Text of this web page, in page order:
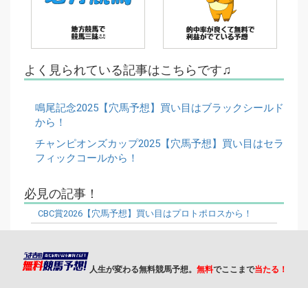
よく見られている記事はこちらです♫
鳴尾記念2025【穴馬予想】買い目はブラックシールド
から！
チャンピオンズカップ2025【穴馬予想】買い目はセラ
フィックコールから！
必見の記事！
CBC賞2026【穴馬予想】買い目はプロトポロスから！
人生が変わる無料競馬予想。 無料でここまで当たる！